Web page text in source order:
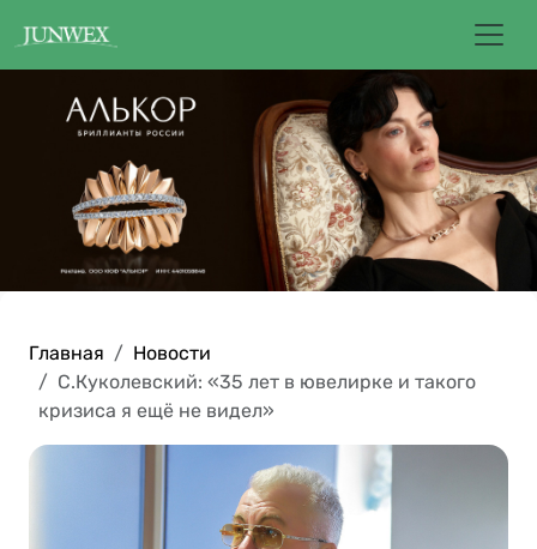
Главная
Новости
С.Куколевский: «35 лет в ювелирке и такого
кризиса я ещё не видел»